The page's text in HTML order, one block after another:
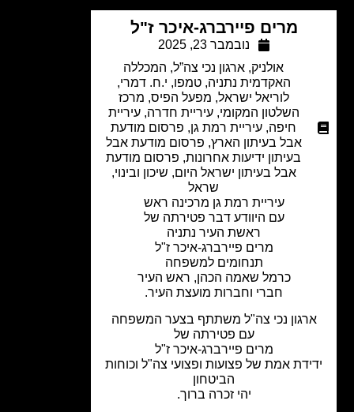
מרים פיירברג-איכר ז"ל
נובמבר 23, 2025
ארגון נכי צה”ל,המכללה
האקדמית נתניה,טמפו,י.ח. דמרי,
לוריאל ישראל, מפעל הפיס,מרכז
השלטון המקומי ,עיריית חדרה,עיריית
חיפה
עיריית רמת גן,פרסום מודעת
אבל בעיתון הארץ,פרסום מודעת אבל
בעיתון ידיעות אחרונות,פרסום מודעת
אבל בעיתון ישראל היום,שיכון ובינוי,
עיריית רמת גן מרכינה ראש
עם היוודע דבר פטירתה של
ראשת העיר נתניה
מרים פיירברג-איכר ז"ל
תנחומים למשפחה
כרמל שאמה הכהן, ראש העיר
חברי וחברות מועצת העיר.
נכי צה"ל משתתף בצער המשפחה
עם פטירתה של
מרים פיירברג-איכר ז"ל
אמת של פצועות ופצועי צה"ל וכוחות
יהי זכרה ברוך.